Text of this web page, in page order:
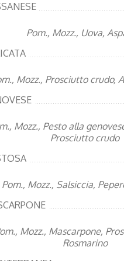
Pom., Mozz., Uova,
Mozz., Prosciutto crudo,
Mozz., Pesto alla
Prosciutto crudo
Pom., Mozz., Salsiccia,
Mozz., Mascarpone,
Rosmarino